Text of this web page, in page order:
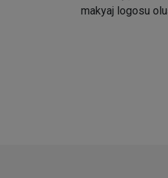
makyaj logosu